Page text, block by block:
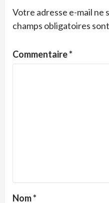
Votre adresse e-mail ne
champs obligatoires
Commentaire*
Nom*